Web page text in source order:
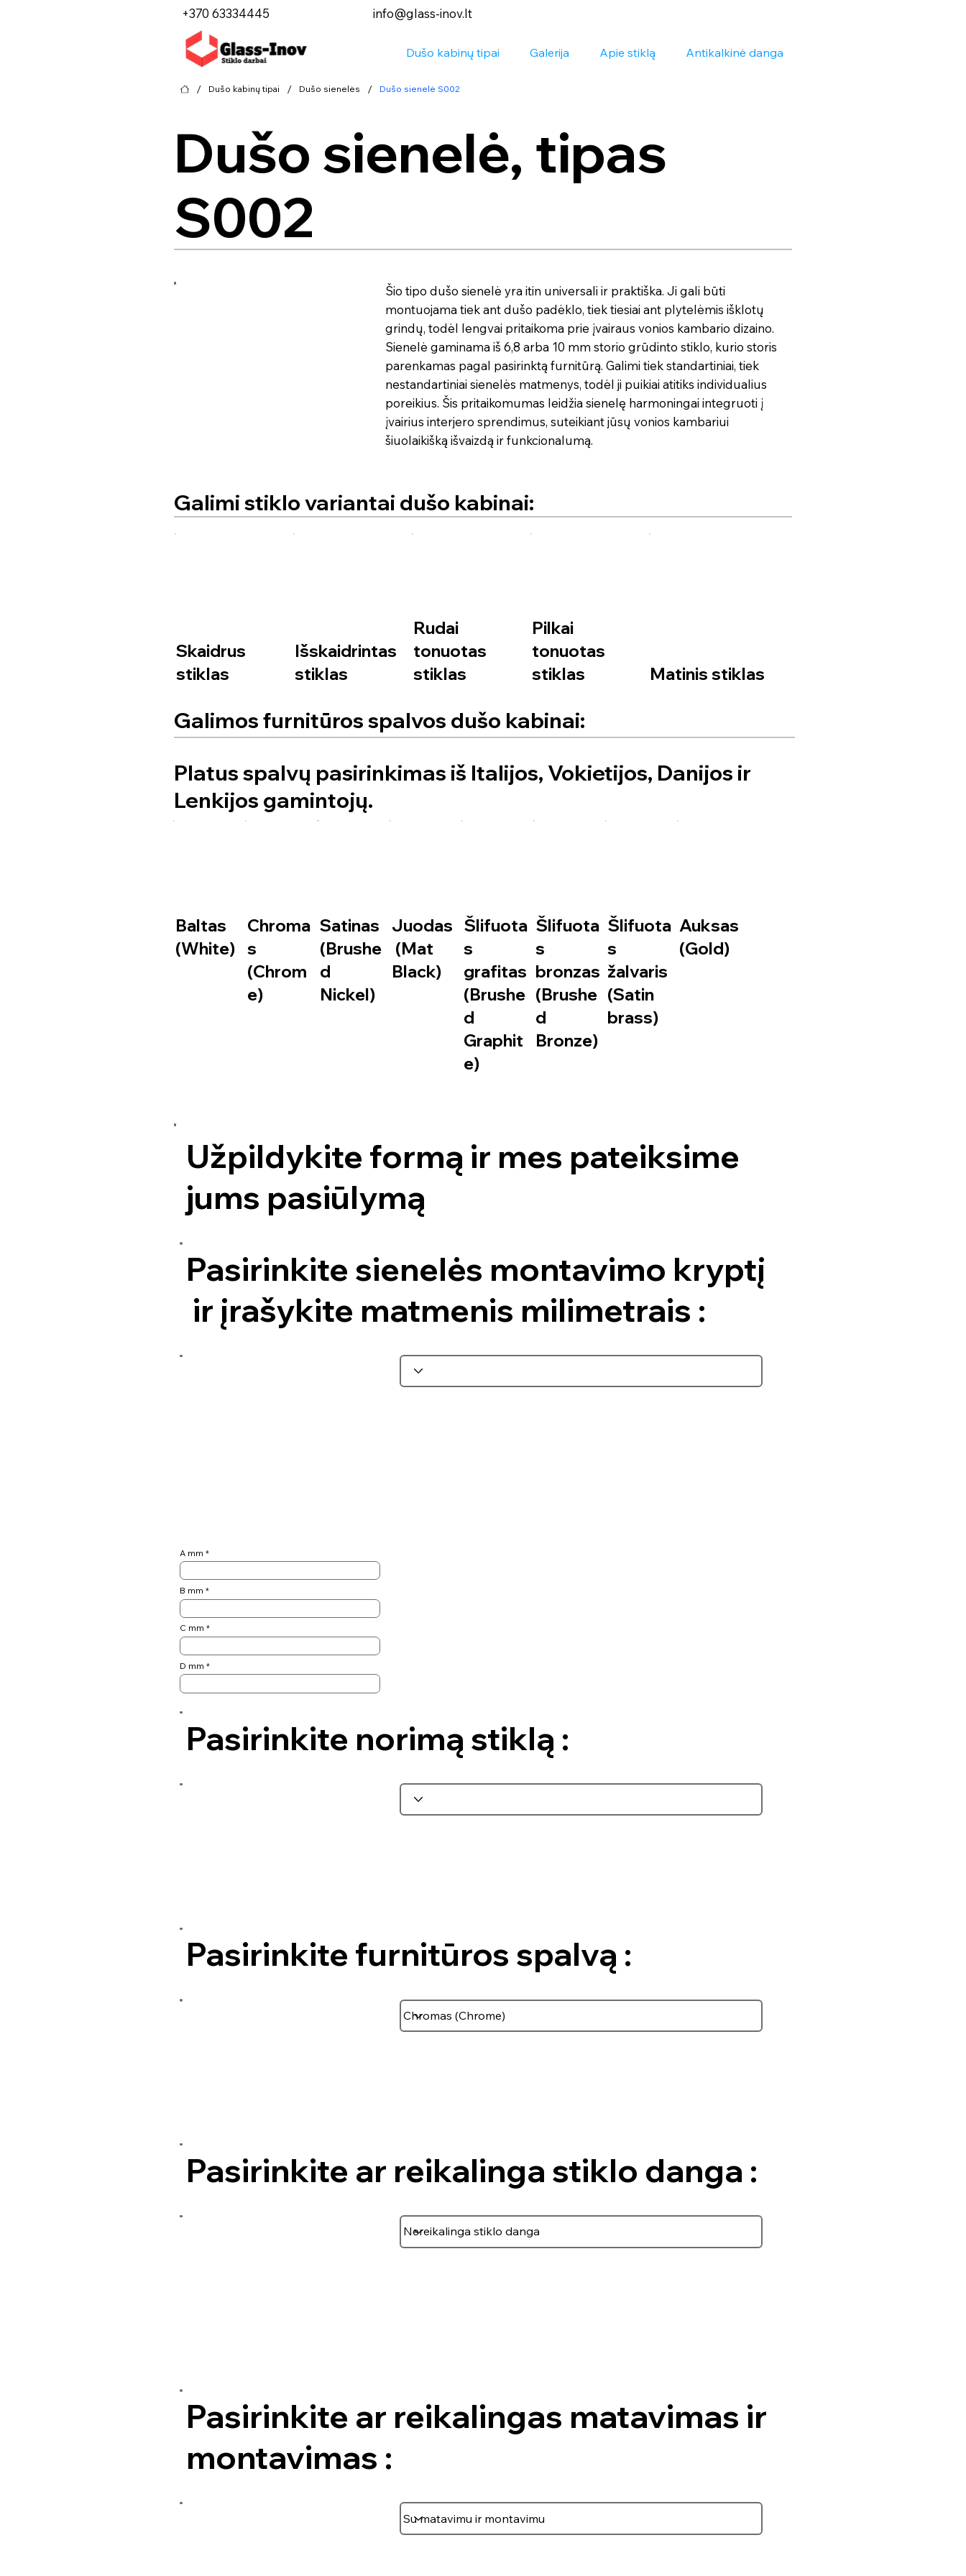
+370 63334445 info@glass-inov.lt
Dušo kabinų tipai Galerija Apie stiklą Antikalkinė danga
/ Dušo kabinų tipai / Dušo sienelės / Dušo sienelė S002
Dušo sienelė, tipas
S002
Šio tipo dušo sienelė yra itin universali ir praktiška. Ji gali būti
montuojama tiek ant dušo padėklo, tiek tiesiai ant plytelėmis išklotų
grindų, todėl lengvai pritaikoma prie įvairaus vonios kambario dizaino.
Sienelė gaminama iš 6,8 arba 10 mm storio grūdinto stiklo, kurio storis
parenkamas pagal pasirinktą furnitūrą. Galimi tiek standartiniai, tiek
nestandartiniai sienelės matmenys, todėl ji puikiai atitiks individualius
poreikius. Šis pritaikomumas leidžia sienelę harmoningai integruoti į
įvairius interjero sprendimus, suteikiant jūsų vonios kambariui
šiuolaikišką išvaizdą ir funkcionalumą.
Galimi stiklo variantai dušo kabinai:
Skaidrus
stiklas
Išskaidrintas
stiklas
Rudai
tonuotas
stiklas
Pilkai
tonuotas
stiklas
Matinis stiklas
Galimos furnitūros spalvos dušo kabinai:
Platus spalvų pasirinkimas iš Italijos, Vokietijos, Danijos ir
Lenkijos gamintojų.
Baltas
(White)
Chroma
s
(Chrom
e)
Satinas
(Brushe
d
Nickel)
Juodas
(Mat
Black)
Šlifuota
s
grafitas
(Brushe
d
Graphit
e)
Šlifuota
s
bronzas
(Brushe
d
Bronze)
Šlifuota
s
žalvaris
(Satin
brass)
Auksas
(Gold)
Pasirinkite sienelės montavimo kryptį
ir įrašykite matmenis milimetrais :
Pasirinkite norimą stiklą :
Pasirinkite furnitūros spalvą :
Pasirinkite ar reikalinga stiklo danga :
Pasirinkite ar reikalingas matavimas ir
montavimas :
A mm
B mm
C mm
D mm
Užpildykite formą ir mes pateiksime
jums pasiūlymą